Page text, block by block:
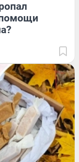
помощи